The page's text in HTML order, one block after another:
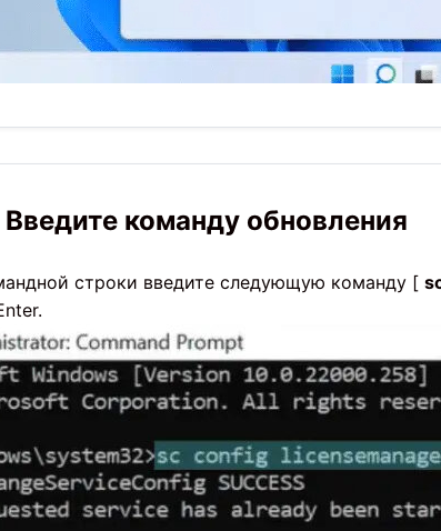
команду обновления
строки введите следующую команду [